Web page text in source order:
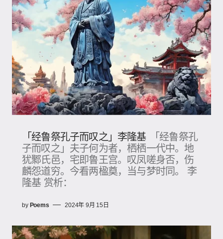
「经鲁祭孔子而叹之」李隆基
「经鲁祭孔
子而叹之」夫子何为者，栖栖一代中。地
犹鄹氏邑，宅即鲁王宫。叹凤嗟身否，伤
麟怨道穷。今看两楹奠，当与梦时同。 李
隆基 赏析：
by Poems 2024年 9月 15日